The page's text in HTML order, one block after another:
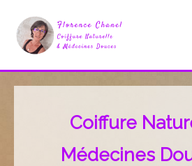
Coiffure
Médecines